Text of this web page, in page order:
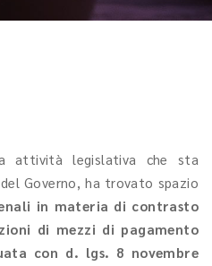
attività legislativa che sta
Governo, ha trovato spazio
in materia di contrasto
di mezzi di pagamento
con d. lgs. 8 novembre